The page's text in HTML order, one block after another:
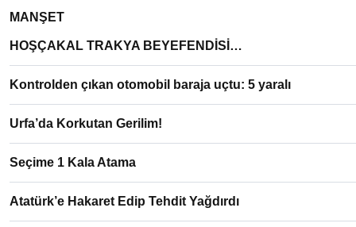
MANŞET
HOŞÇAKAL TRAKYA BEYEFENDİSİ…
Kontrolden çıkan otomobil baraja uçtu: 5 yaralı
Urfa’da Korkutan Gerilim!
Seçime 1 Kala Atama
Atatürk’e Hakaret Edip Tehdit Yağdırdı